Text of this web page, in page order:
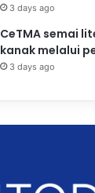
3 days ago
CeTMA semai
kanak melalui
3 days ago